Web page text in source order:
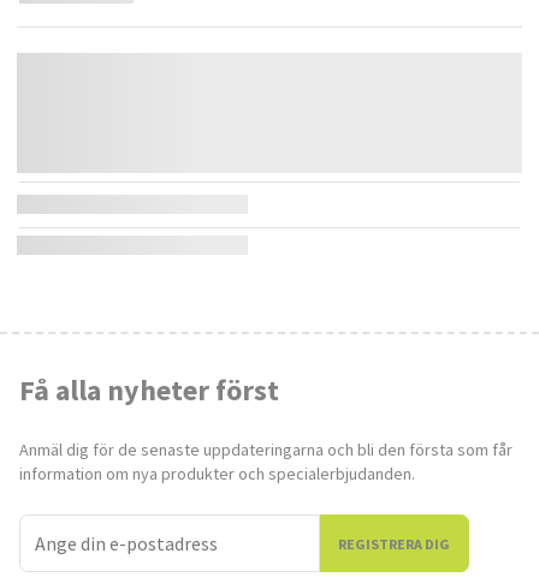
Få alla nyheter först
Anmäl dig för de senaste uppdateringarna och bli den första som får
information om nya produkter och specialerbjudanden.
REGISTRERA DIG